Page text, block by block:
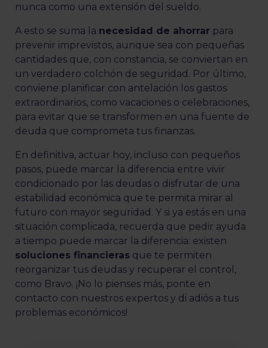
nunca como una extensión del sueldo.
A esto se suma la necesidad de ahorrar para
prevenir imprevistos, aunque sea con pequeñas
cantidades que, con constancia, se conviertan en
un verdadero colchón de seguridad. Por último,
conviene planificar con antelación los gastos
extraordinarios, como vacaciones o celebraciones,
para evitar que se transformen en una fuente de
deuda que comprometa tus finanzas.
En definitiva, actuar hoy, incluso con pequeños
pasos, puede marcar la diferencia entre vivir
condicionado por las deudas o disfrutar de una
estabilidad económica que te permita mirar al
futuro con mayor seguridad. Y si ya estás en una
situación complicada, recuerda que pedir ayuda
a tiempo puede marcar la diferencia: existen
soluciones financieras que te permiten
reorganizar tus deudas y recuperar el control,
como Bravo. ¡No lo pienses más, ponte en
contacto con nuestros expertos y di adiós a tus
problemas económicos!